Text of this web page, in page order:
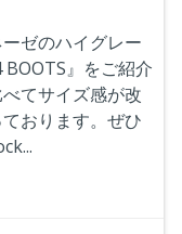
ゼのハイグレー
BOOTS』をご紹介
てサイズ感が改
おります。ぜひ